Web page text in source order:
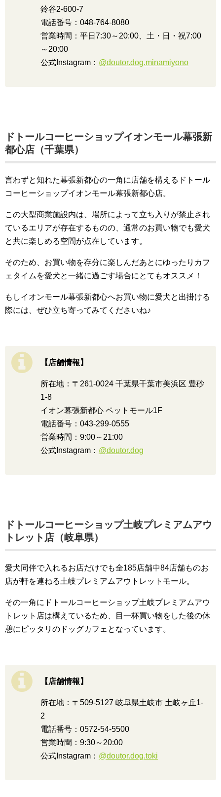
鈴谷2-600-7
電話番号：048-764-8080
営業時間：平日7:30～20:00、土・日・祝7:00
～20:00
公式Instagram： @doutor.dog.minamiyono
ドトールコーヒーショップイオンモール幕張新
都心店（千葉県）
言わずと知れた幕張新都心の一角に店舗を構えるドトール
コーヒーショップイオンモール幕張新都心店。
この大型商業施設内は、場所によって立ち入りが禁止され
ているエリアが存在するものの、通常のお買い物でも愛犬
と共に楽しめる空間が点在しています。
そのため、お買い物を存分に楽しんだあとにゆったりカフ
ェタイムを愛犬と一緒に過ごす場合にとてもオススメ！
もしイオンモール幕張新都心へお買い物に愛犬と出掛ける
際には、ぜひ立ち寄ってみてくださいね♪
【店舗情報】
所在地：〒261-0024 千葉県千葉市美浜区 豊砂
1-8
イオン幕張新都心 ペットモール1F
電話番号：043-299-0555
営業時間：9:00～21:00
公式Instagram： @doutor.dog
ドトールコーヒーショップ土岐プレミアムアウ
トレット店（岐阜県）
愛犬同伴で入れるお店だけでも全185店舗中84店舗ものお
店が軒を連ねる土岐プレミアムアウトレットモール。
その一角にドトールコーヒーショップ土岐プレミアムアウ
トレット店は構えているため、目一杯買い物をした後の休
憩にピッタリのドッグカフェとなっています。
【店舗情報】
所在地：〒509-5127 岐阜県土岐市 土岐ヶ丘1-
2
電話番号：0572-54-5500
営業時間：9:30～20:00
公式Instagram： @doutor.dog.toki